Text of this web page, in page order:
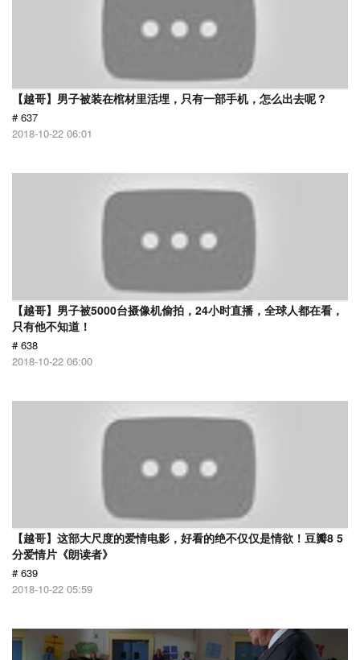
【越哥】男子被装在棺材里活埋，只有一部手机，怎么出去呢？
# 637
2018-10-22 06:01
【越哥】男子被5000台摄像机偷拍，24小时直播，全球人都在看，
只有他不知道！
# 638
2018-10-22 06:00
【越哥】这部大尺度的爱情电影，好看的绝不仅仅是情欲！豆瓣8 5
分爱情片《朗读者》
# 639
2018-10-22 05:59